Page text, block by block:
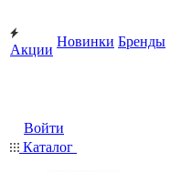
Акции
Новинки Бренды
Войти
Каталог